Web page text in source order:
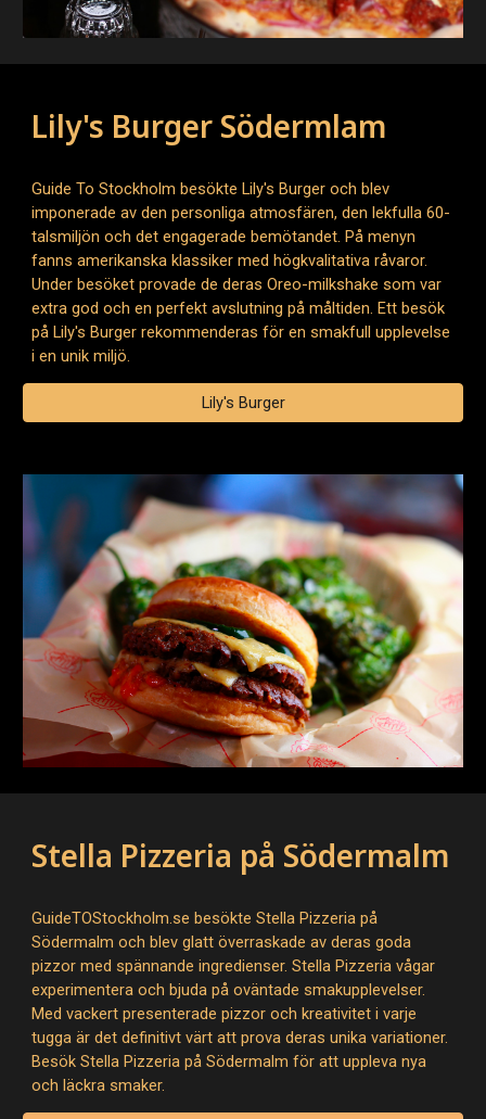
Lily's Burger Södermlam
Guide To Stockholm besökte Lily's Burger och blev
imponerade av den personliga atmosfären, den lekfulla 60-
talsmiljön och det engagerade bemötandet. På menyn
fanns amerikanska klassiker med högkvalitativa råvaror.
Under besöket provade de deras Oreo-milkshake som var
extra god och en perfekt avslutning på måltiden. Ett besök
på Lily's Burger rekommenderas för en smakfull upplevelse
i en unik miljö.
Lily's Burger
Stella Pizzeria på Södermalm
GuideTOStockholm.se besökte Stella Pizzeria på
Södermalm och blev glatt överraskade av deras goda
pizzor med spännande ingredienser. Stella Pizzeria vågar
experimentera och bjuda på oväntade smakupplevelser.
Med vackert presenterade pizzor och kreativitet i varje
tugga är det definitivt värt att prova deras unika variationer.
Besök Stella Pizzeria på Södermalm för att uppleva nya
och läckra smaker.